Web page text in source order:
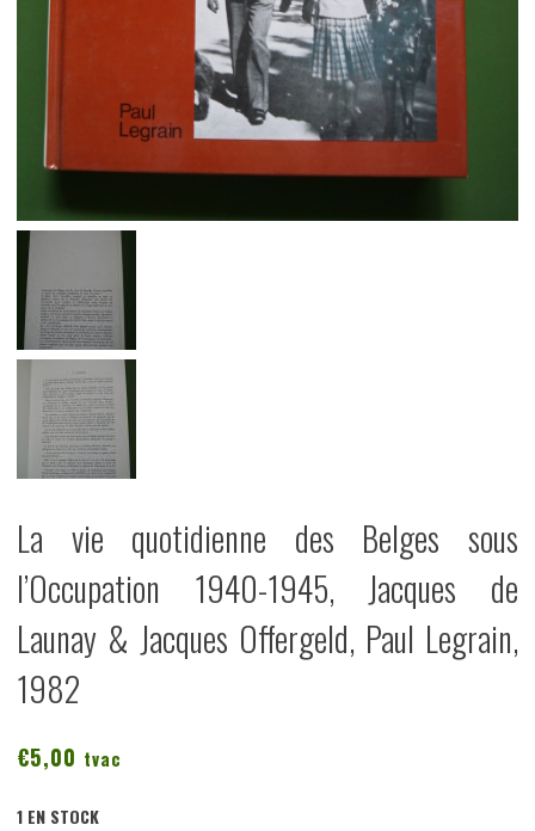
La vie quotidienne des Belges sous
l’Occupation 1940-1945, Jacques de
Launay & Jacques Offergeld, Paul Legrain,
1982
€5,00 tvac
1 EN STOCK